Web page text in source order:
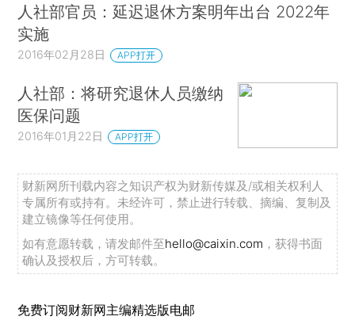
人社部官员：延迟退休方案明年出台 2022年
实施
2016年02月28日 APP打开
人社部：将研究退休人员缴纳
医保问题
2016年01月22日 APP打开
财新网所刊载内容之知识产权为财新传媒及/或相关权利人
专属所有或持有。未经许可，禁止进行转载、摘编、复制及
建立镜像等任何使用。
如有意愿转载，请发邮件至hello@caixin.com ，获得书面
确认及授权后，方可转载。
免费订阅财新网主编精选版电邮